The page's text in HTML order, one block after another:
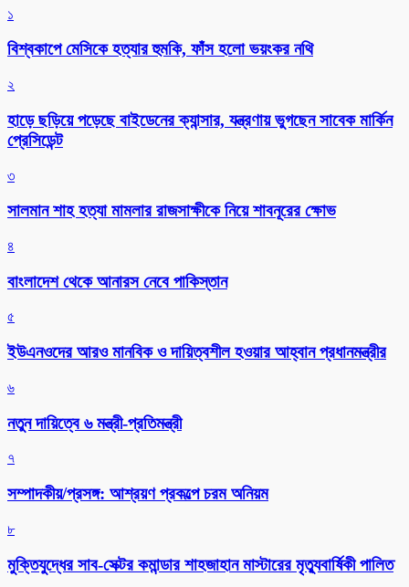
১
বিশ্বকাপে মেসিকে হত্যার হুমকি, ফাঁস হলো ভয়ংকর নথি
২
হাড়ে ছড়িয়ে পড়েছে বাইডেনের ক্যান্সার, যন্ত্রণায় ভুগছেন সাবেক মার্কিন
প্রেসিডেন্ট
৩
সালমান শাহ হত্যা মামলার রাজসাক্ষীকে নিয়ে শাবনূরের ক্ষোভ
৪
বাংলাদেশ থেকে আনারস নেবে পাকিস্তান
৫
ইউএনওদের আরও মানবিক ও দায়িত্বশীল হওয়ার আহ্বান প্রধানমন্ত্রীর
৬
নতুন দায়িত্বে ৬ মন্ত্রী-প্রতিমন্ত্রী
৭
সম্পাদকীয়/প্রসঙ্গ: আশ্রয়ণ প্রকল্পে চরম অনিয়ম
৮
মুক্তিযুদ্ধের সাব-সেক্টর কমান্ডার শাহজাহান মাস্টারের মৃত্যুবার্ষিকী পালিত